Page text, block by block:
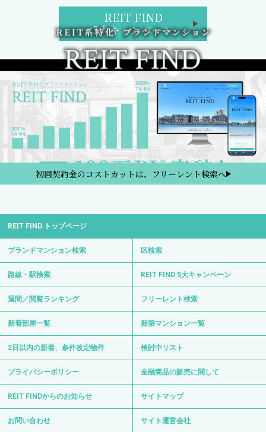
REIT FIND
5大キャンペーン
初回契約金のコストカットは、フリーレント検索へ
REIT FIND トップページ
ブランドマンション検索 区検索
路線・駅検索 REIT FIND 5大キャンペーン
週間／閲覧ランキング フリーレント検索
新着部屋一覧 新築マンション一覧
2日以内の新着、条件改定物件 検討中リスト
プライバシーポリシー 金融商品の販売に関して
REIT FINDからのお知らせ サイトマップ
お問い合わせ サイト運営会社